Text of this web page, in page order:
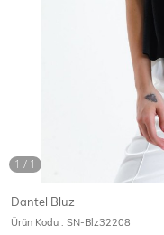
Mont
T-Shirt
Dantel Bluz
Ürün Kodu : SN-Blz32208